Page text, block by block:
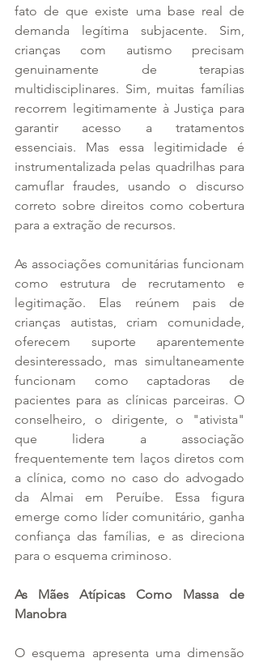
fato de que existe uma base real de
demanda legítima subjacente. Sim,
crianças com autismo precisam
genuinamente de terapias
multidisciplinares. Sim, muitas famílias
recorrem legitimamente à Justiça para
garantir acesso a tratamentos
essenciais. Mas essa legitimidade é
instrumentalizada pelas quadrilhas para
camuflar fraudes, usando o discurso
correto sobre direitos como cobertura
para a extração de recursos.
As associações comunitárias funcionam
como estrutura de recrutamento e
legitimação. Elas reúnem pais de
crianças autistas, criam comunidade,
oferecem suporte aparentemente
desinteressado, mas simultaneamente
funcionam como captadoras de
pacientes para as clínicas parceiras. O
conselheiro, o dirigente, o "ativista"
que lidera a associação
frequentemente tem laços diretos com
a clínica, como no caso do advogado
da Almai em Peruíbe. Essa figura
emerge como líder comunitário, ganha
confiança das famílias, e as direciona
para o esquema criminoso.
As Mães Atípicas Como Massa de
Manobra
O esquema apresenta uma dimensão